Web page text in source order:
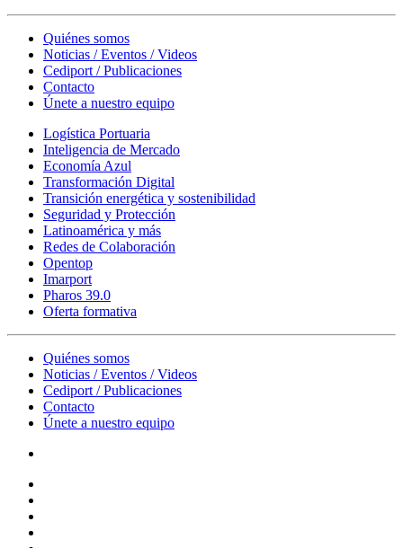
Quiénes somos
Noticias / Eventos / Videos
Cediport / Publicaciones
Contacto
Únete a nuestro equipo
Logística Portuaria
Inteligencia de Mercado
Economía Azul
Transformación Digital
Transición energética y sostenibilidad
Seguridad y Protección
Latinoamérica y más
Redes de Colaboración
Opentop
Imarport
Pharos 39.0
Oferta formativa
Quiénes somos
Noticias / Eventos / Videos
Cediport / Publicaciones
Contacto
Únete a nuestro equipo